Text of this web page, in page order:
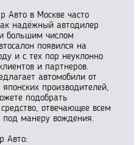
Авто в Москве часто
надёжный автодилер
большим числом
появился на
и с тех пор неуклонно
и партнеров.
автомобили от
производителей,
подобрать
отвечающее всем
манеру вождения.
Авто: